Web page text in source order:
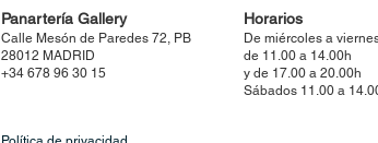
Panartería Gallery
Calle Mesón de Paredes 72, PB
28012 MADRID
+34 678 96 30 15
Horarios
De miércoles a
de 11.00 a 14.00h
y de 17.00 a 20.00h
Sábados 11.00 a